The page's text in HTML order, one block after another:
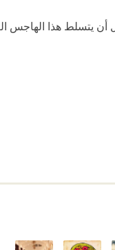
يتسلط هذا الهاجس